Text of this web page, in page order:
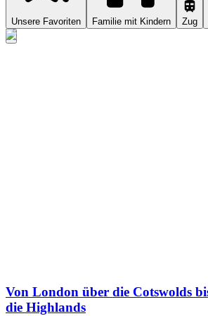
Unsere Favoriten Familie mit Kindern Zug
Von London über die Cotswolds
die Highlands